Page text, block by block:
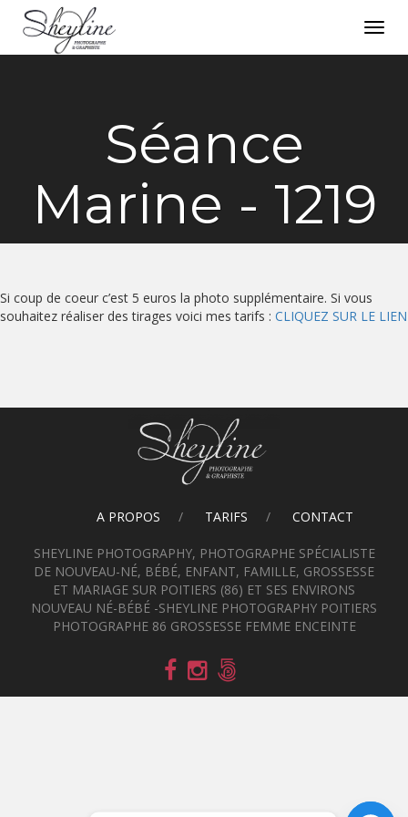
Séance
Marine - 1219
Si coup de coeur c’est 5 euros la photo supplémentaire. Si vous
souhaitez réaliser des tirages voici mes tarifs : CLIQUEZ SUR LE LIEN
A PROPOS TARIFS CONTACT
SHEYLINE PHOTOGRAPHY, PHOTOGRAPHE SPÉCIALISTE
DE NOUVEAU-NÉ, BÉBÉ, ENFANT, FAMILLE, GROSSESSE
ET MARIAGE SUR POITIERS (86) ET SES ENVIRONS
NOUVEAU NÉ-BÉBÉ -SHEYLINE PHOTOGRAPHY POITIERS
PHOTOGRAPHE 86 GROSSESSE FEMME ENCEINTE